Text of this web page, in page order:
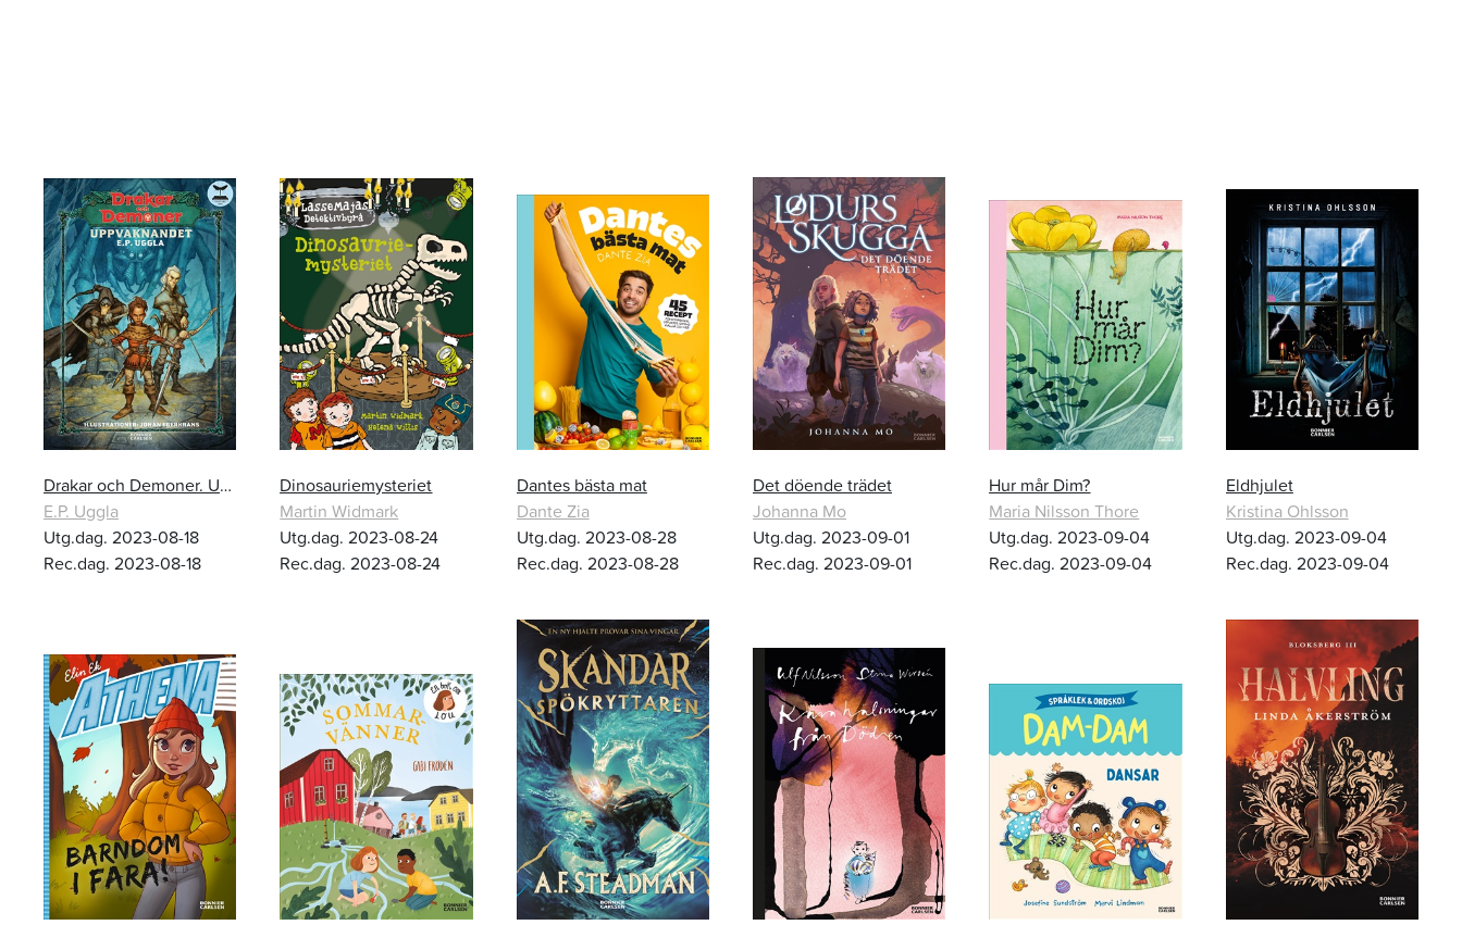
Drakar och Demoner. Uppvaknandet
E.P. Uggla
Utg.dag. 2023-08-18
Rec.dag. 2023-08-18
Dinosauriemysteriet
Martin Widmark
Utg.dag. 2023-08-24
Rec.dag. 2023-08-24
Dantes bästa mat
Dante Zia
Utg.dag. 2023-08-28
Rec.dag. 2023-08-28
Det döende trädet
Johanna Mo
Utg.dag. 2023-09-01
Rec.dag. 2023-09-01
Hur mår Dim?
Maria Nilsson Thore
Utg.dag. 2023-09-04
Rec.dag. 2023-09-04
Eldhjulet
Kristina Ohlsson
Utg.dag. 2023-09-04
Rec.dag. 2023-09-04